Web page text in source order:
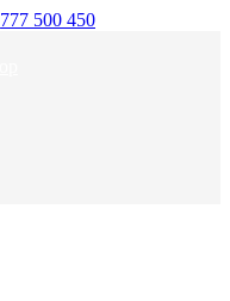
777 500 450